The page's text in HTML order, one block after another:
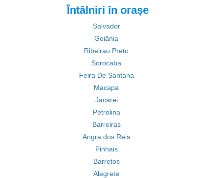
Întâlniri în orașe
Salvador
Goiânia
Ribeirao Preto
Sorocaba
Feira De Santana
Macapa
Jacarei
Petrolina
Barreiras
Angra dos Reis
Pinhais
Barretos
Alegrete